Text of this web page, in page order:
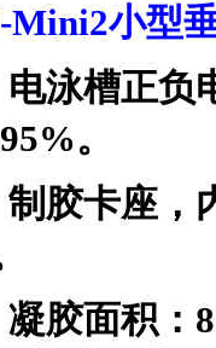
Mini2小型
电泳槽正负
。
制胶卡座，
凝胶面积：